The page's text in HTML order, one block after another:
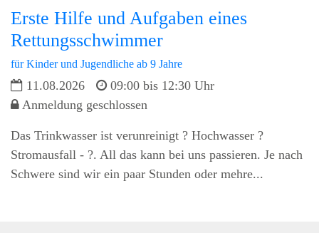
Erste Hilfe und Aufgaben eines
Rettungsschwimmer
für Kinder und Jugendliche ab 9 Jahre
11.08.2026
09:00 bis 12:30 Uhr
Anmeldung geschlossen
Das Trinkwasser ist verunreinigt ? Hochwasser ?
Stromausfall - ?. All das kann bei uns passieren. Je nach
Schwere sind wir ein paar Stunden oder mehre...